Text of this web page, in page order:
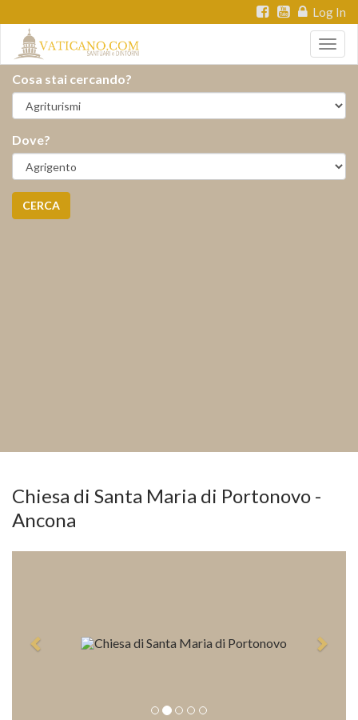
Log In
Cosa stai cercando?
Dove?
CERCA
Chiesa di Santa Maria di Portonovo -
Ancona